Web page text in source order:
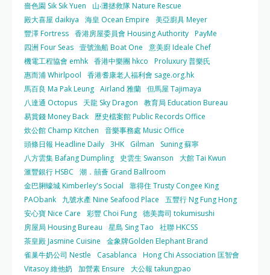
嗇色園 Sik Sik Yuen
山‧灘拯救隊 Nature Rescue
殿大喜屋 daikiya
海皇 Ocean Empire
美亞廚具 Meyer
豐澤 Fortress 香港房屋委員會 Housing Authority PayMe
四洲 Four Seas 壹號漁船 Boat One
意美廚 Ideale Chef
機電工程協會 emhk 香港中樂團 hkco
Proluxury 普樂氏
惠而浦 Whirlpool
香港耆康老人福利會 sage.org.hk
馬百良 Ma Pak Leung Airland 雅蘭 但馬屋 Tajimaya
八達通 Octopus
天龍 Sky Dragon
教育局 Education Bureau
易賞錢 Money Back
歷史檔案館 Public Records Office
炊公館 Champ Kitchen
音樂事務處 Music Office
頭條日報 Headline Daily 3HK Gilman
Suning 蘇寧
八方雲集 Bafang Dumpling
史雲生 Swanson
大館 Tai Kwun
滙豐銀行 HSBC
潮．囍薈 Grand Ballroom
金巴脷蠔城 Kimberley's Social
靠得住 Trusty Congee King
PAObank
九號水產 Nine Seafood Place
五豐行 Ng Fung Hong
安心寶 Nice Care
彩豐 Choi Fung 德美壽司 tokumisushi
房屋局 Housing Bureau
星島 Sing Tao
社聯 HKCSS
茶皇殿 Jasmine Cuisine
金象牌Golden Elephant Brand
雀巢牛奶公司 Nestle
Casablanca
Hong Chi Association 匡智會
Vitasoy 維他奶
加營素 Ensure
大公報 takungpao